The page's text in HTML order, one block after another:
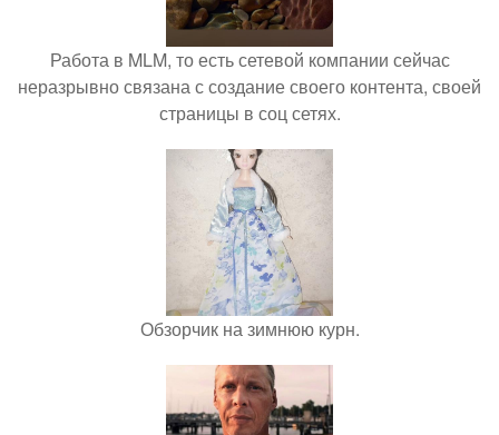
Работа в MLM, то есть сетевой компании сейчас
неразрывно связана с создание своего контента, своей
страницы в соц сетях.
Обзорчик на зимнюю курн.